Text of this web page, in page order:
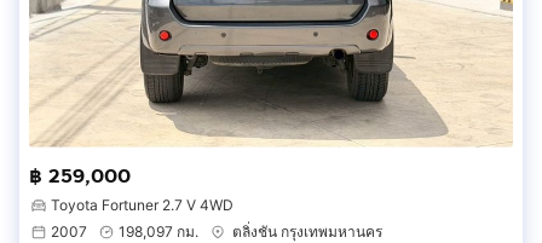
฿ 259,000
Toyota Fortuner 2.7 V 4WD
2007
198,097 กม.
ตลิ่งชัน กรุงเทพมหานคร